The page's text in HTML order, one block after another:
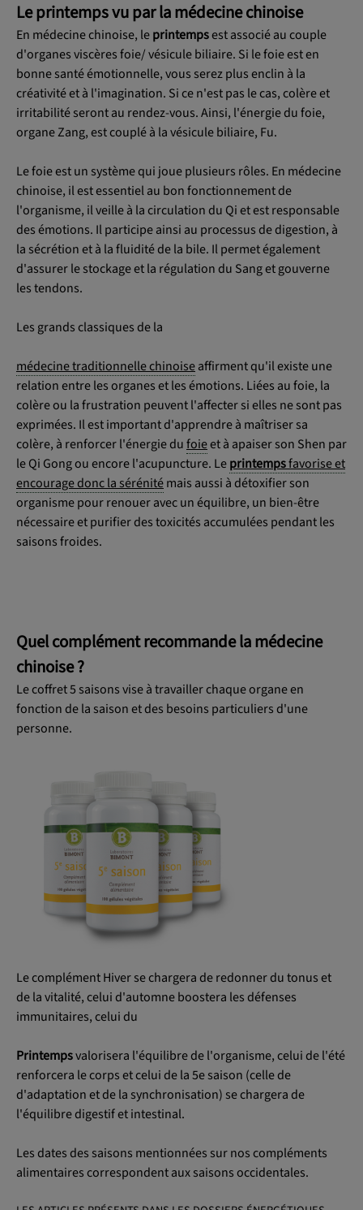
Le printemps vu par la médecine chinoise
En médecine chinoise, leprintempsest associé au couple
d'organes viscères foie/ vésicule biliaire. Si le foie est en
bonne santé émotionnelle, vous serez plus enclin à la
créativité et à l'imagination. Si ce n'est pas le cas, colère et
irritabilité seront au rendez-vous. Ainsi, l'énergie du foie,
organe Zang, est couplé à la vésicule biliaire, Fu.
Le foie est un système qui joue plusieurs rôles. En médecine
chinoise, il est essentiel au bon fonctionnement de
l'organisme, il veille à la circulation du Qi et est responsable
des émotions. Il participe ainsi au processus de digestion, à
la sécrétion et à la fluidité de la bile. Il permet également
d'assurer le stockage et la régulation du Sang et gouverne
les tendons.
Les grands classiques de la
médecine traditionnelle chinoiseaffirment qu'il existe une
relation entre les organes et les émotions. Liées au foie, la
colère ou la frustration peuvent l'affecter si elles ne sont pas
exprimées. Il est important d'apprendre à maîtriser sa
colère, à renforcer l'énergie dufoieet à apaiser son Shen par
le Qi Gong ou encore l'acupuncture. Leprintempsfavorise et
encourage donc la sérénitémais aussi à détoxifier son
organisme pour renouer avec un équilibre, un bien-être
nécessaire et purifier des toxicités accumulées pendant les
saisons froides.
Quel complément recommande la médecine
chinoise ?
Le coffret 5 saisons vise à travailler chaque organe en
fonction de la saison et des besoins particuliers d'une
personne.
Le complément Hiver se chargera de redonner du tonus et
de la vitalité, celui d'automne boostera les défenses
immunitaires, celui du
Printempsvalorisera l'équilibre de l'organisme, celui de l'été
renforcera le corps et celui de la 5e saison (celle de
d'adaptation et de la synchronisation) se chargera de
l'équilibre digestif et intestinal.
Les dates des saisons mentionnées sur nos compléments
alimentaires correspondent aux saisons occidentales.